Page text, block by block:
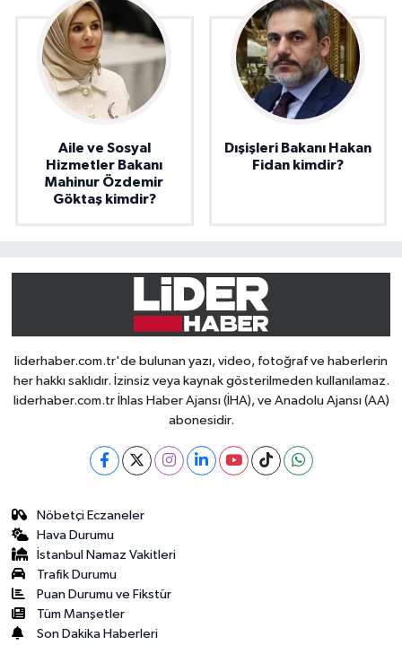
Aile ve Sosyal
Hizmetler Bakanı
Mahinur Özdemir
Göktaş kimdir?
Dışişleri Bakanı Hakan
Fidan kimdir?
liderhaber.com.tr'de bulunan yazı, video, fotoğraf ve haberlerin
her hakkı saklıdır. İzinsiz veya kaynak gösterilmeden kullanılamaz.
liderhaber.com.tr İhlas Haber Ajansı (İHA), ve Anadolu Ajansı (AA)
abonesidir.
Nöbetçi Eczaneler
Hava Durumu
İstanbul Namaz Vakitleri
Trafik Durumu
Puan Durumu ve Fikstür
Tüm Manşetler
Son Dakika Haberleri